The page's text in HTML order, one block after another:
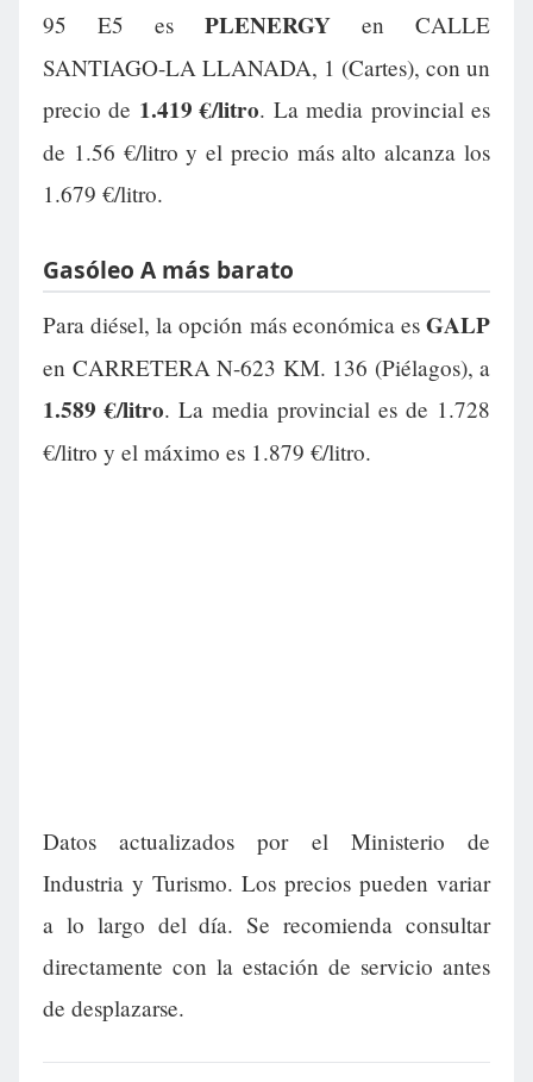
95 E5 es PLENERGY en CALLE
SANTIAGO-LA LLANADA, 1 (Cartes), con un
precio de 1.419 €/litro. La media provincial es
de 1.56 €/litro y el precio más alto alcanza los
1.679 €/litro.
Gasóleo A más barato
Para diésel, la opción más económica es GALP
en CARRETERA N-623 KM. 136 (Piélagos), a
1.589 €/litro. La media provincial es de 1.728
€/litro y el máximo es 1.879 €/litro.
Datos actualizados por el Ministerio de
Industria y Turismo. Los precios pueden variar
a lo largo del día. Se recomienda consultar
directamente con la estación de servicio antes
de desplazarse.